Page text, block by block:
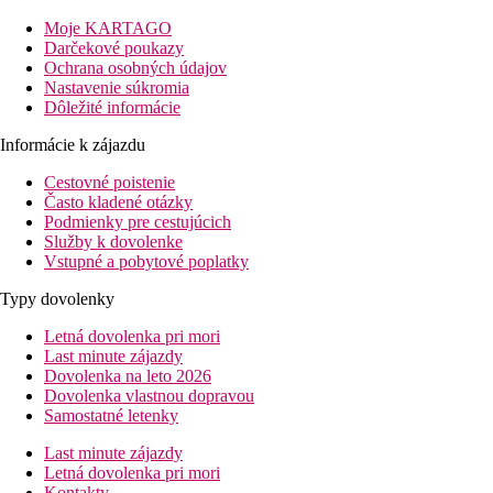
Popis hotelu
Vstupná hala s recepciou, výťah, reštaurácia, bar. Vonku bazén,
vírivka, snack bar pri bazéne, terasa s lehátkami a slnečníkmi
zdarma, osušky za poplatok.
Popis izby
Dvojlôžková izba:
klimatizácia, TV/sat., telefón, trezor, minibar za poplatok
(na vyžiadanie), balkón alebo terasa.
Ostatné typy izieb(pokiaľ nie je uvedené inak, majú izby
vyššie uvedené vybavenie)
Dvojlôžková izba, Comfort:
Rodinná izba:
poschodovej postele.
Informácie o hoteli
Možnosti zábavy v blízkej Tropee.
Stravovanie
Raňajky
Raňajky formou bufetu
Moje KARTAGO
Darčekové poukazy
Ochrana osobných údajov
Nastavenie súkromia
Dôležité informácie
Informácie k zájazdu
Cestovné poistenie
Často kladené otázky
Podmienky pre cestujúcich
Služby k dovolenke
Vstupné a pobytové poplatky
Typy dovolenky
Letná dovolenka pri mori
Last minute zájazdy
Dovolenka na leto 2026
Dovolenka vlastnou dopravou
Samostatné letenky
Last minute zájazdy
Letná dovolenka pri mori